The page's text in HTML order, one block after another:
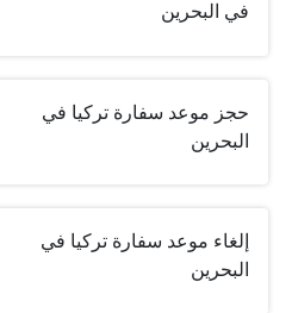
في البحرين
حجز موعد سفارة تركيا في
البحرين
إلغاء موعد سفارة تركيا في
البحرين